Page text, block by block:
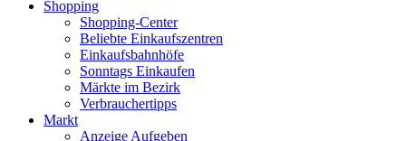
Shopping
Shopping-Center
Beliebte Einkaufszentren
Einkaufsbahnhöfe
Sonntags Einkaufen
Märkte im Bezirk
Verbrauchertipps
Markt
Anzeige Aufgeben